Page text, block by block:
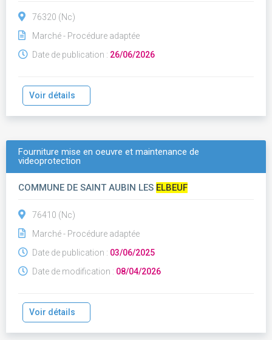
76320 (Nc)
Marché - Procédure adaptée
Date de publication : 26/06/2026
Voir détails
Fourniture mise en oeuvre et maintenance de
videoprotection
COMMUNE DE SAINT AUBIN LES ELBEUF
76410 (Nc)
Marché - Procédure adaptée
Date de publication : 03/06/2025
Date de modification : 08/04/2026
Voir détails